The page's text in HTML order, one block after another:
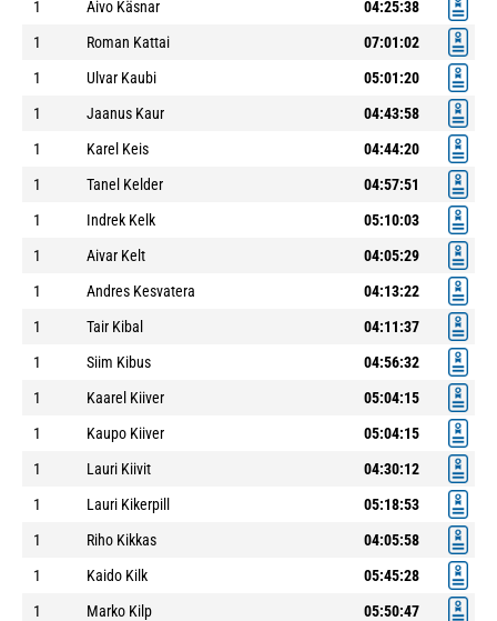
1
Aivo Käsnar
04:25:38
1
Roman Kattai
07:01:02
1
Ulvar Kaubi
05:01:20
1
Jaanus Kaur
04:43:58
1
Karel Keis
04:44:20
1
Tanel Kelder
04:57:51
1
Indrek Kelk
05:10:03
1
Aivar Kelt
04:05:29
1
Andres Kesvatera
04:13:22
1
Tair Kibal
04:11:37
1
Siim Kibus
04:56:32
1
Kaarel Kiiver
05:04:15
1
Kaupo Kiiver
05:04:15
1
Lauri Kiivit
04:30:12
1
Lauri Kikerpill
05:18:53
1
Riho Kikkas
04:05:58
1
Kaido Kilk
05:45:28
1
Marko Kilp
05:50:47